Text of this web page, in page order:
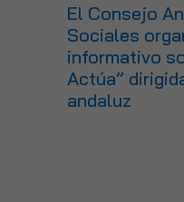
El Consejo
Sociales
informativo
Actúa”
andaluz